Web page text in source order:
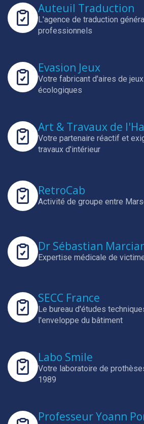
Auteuil Traduction
L'agence de traduction
professionnels
Evasion Jeux
Votre fabricant d'aires de
écologiques
Art & Travaux de
Votre partenaire réactif et
travaux d'intérieur
RetroCab
Activité de groupe entre
Dr Sébastian
Expertise médicale de
SECC France
Le bureau d'études
l'enveloppe du bâtiment
Labo Smile
Votre laboratoire de
1989
Professeur Yoann